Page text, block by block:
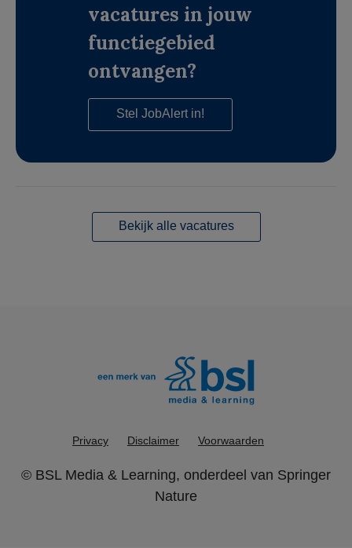
vacatures in jouw
functiegebied
ontvangen?
Stel JobAlert in!
Bekijk alle vacatures
Privacy Disclaimer Voorwaarden
© BSL Media & Learning, onderdeel van Springer
Nature